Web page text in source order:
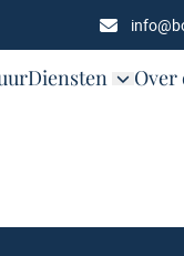
Diensten Over